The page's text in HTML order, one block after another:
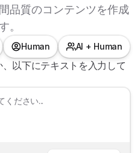
品質のコンテンツを作成
。
Human AI + Human
以下にテキストを入力して